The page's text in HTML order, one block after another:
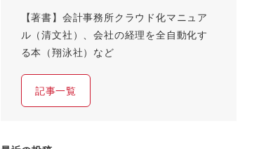
【著書】会計事務所クラウド化マニュア
ル（清文社）、会社の経理を全自動化す
る本（翔泳社）など
記事一覧